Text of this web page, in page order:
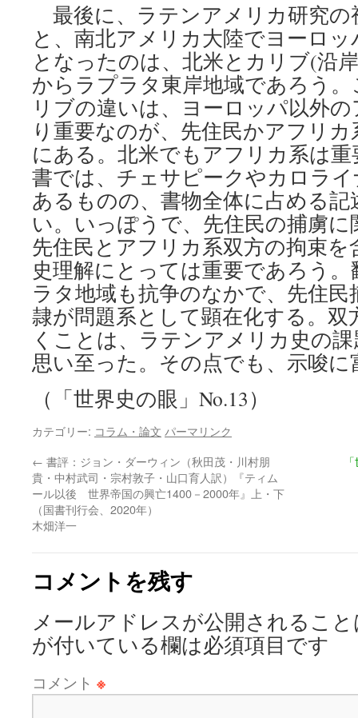
最後に、ラテンアメリカ研究の
と、南北アメリカ大陸でヨーロ
となったのは、北米とカリブ(沿
からラプラタ東岸地域であろう
リブの違いは、ヨーロッパ以外
り重要なのが、先住民かアフリ
にある。北米でもアフリカ系は
書では、チェサピークやカロラ
あるものの、書物全体に占める
い。いっぽうで、先住民の捕虜
先住民とアフリカ系双方の拘束
史理解にとっては重要であろう
ラタ地域も抗争のなかで、先住
隷が問題系として顕在化する。双
くことは、ラテンアメリカ史の
思い至った。その点でも、示唆
（「世界史の眼」No.13）
カテゴリー: コラム・論文 パーマリンク
← 書評：ジョン・ダーウィン（秋田茂・川村朋
貴・中村武司・宗村敦子・山口育人訳）『ティム
ール以後 世界帝国の興亡1400－2000年』上・下
（国書刊行会、2020年）
木畑洋一
コメントを残す
メールアドレスが公開されるこ
が付いている欄は必須項目です
コメント ※